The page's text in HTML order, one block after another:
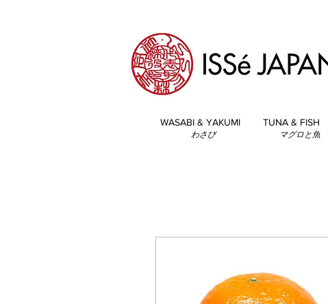
WASABI & YAKUMI TUNA & FISH
マグロと魚
わさび